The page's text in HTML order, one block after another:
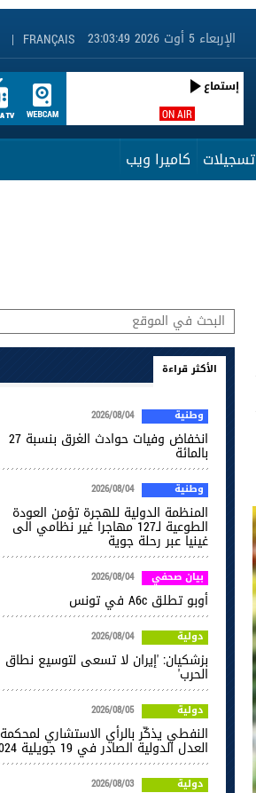
FRANÇAIS
| الإربعاء 5 أوت 2026 23:03:49
ON AIR
إستماع
تسجيلات كاميرا ويب
الأكثر قراءة
وطنية 2026/08/04
انخفاض وفيات حوادث الغرق بنسبة 27
بالمائة
وطنية 2026/08/04
المنظمة الدولية للهجرة تؤمن العودة
الطوعية لـ127 مهاجرا غير نظامي الى
غينيا عبر رحلة جوية
بيان صحفي 2026/08/04
أوبو تطلق A6c في تونس
دولية 2026/08/04
بزشكيان: 'إيران لا تسعى لتوسيع نطاق
الحرب'
دولية 2026/08/05
النفطي يذكّر بالرأي الاستشاري لمحكمة
العدل الدولية الصادر في 19 جويلية 2024
دولية 2026/08/03